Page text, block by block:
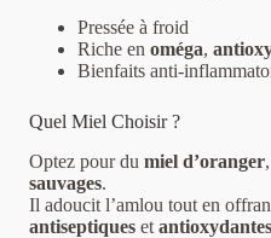
Pressée à froid
Riche en oméga,
Bienfaits anti-
Quel Miel Choisir ?
Optez pour du miel d’oranger
sauvages.
Il adoucit l’amlou tout en
antiseptiques et antioxydantes